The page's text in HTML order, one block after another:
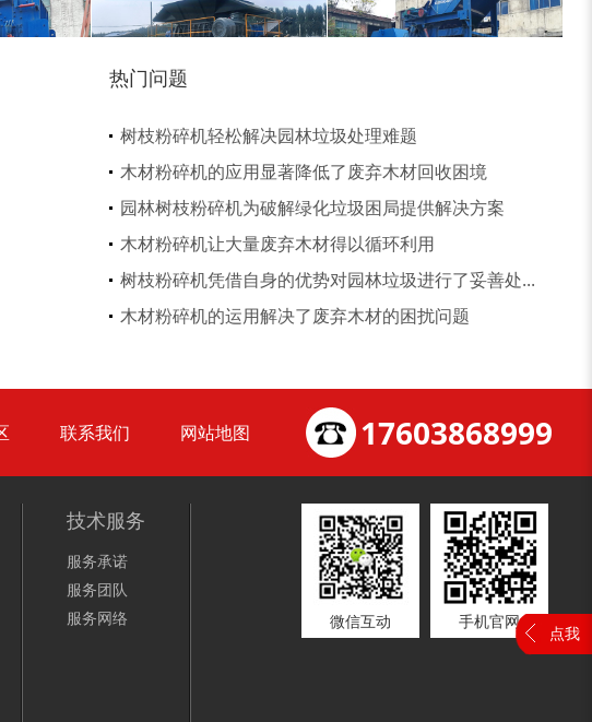
稻草揉丝机 易拉罐破碎机
木屑粉碎机 水滴式粉碎机
热门问题
树枝粉碎机轻松解决园林垃圾处理难题
木材粉碎机的应用显著降低了废弃木材回收困境
园林树枝粉碎机为破解绿化垃圾困局提供解决方案
木材粉碎机让大量废弃木材得以循环利用
树枝粉碎机凭借自身的优势对园林垃圾进行了妥善处...
木材粉碎机的运用解决了废弃木材的困扰问题
联系我们 网站地图 17603868999
技术服务
服务承诺
服务团队
服务网络
微信互动 手机官网
点我